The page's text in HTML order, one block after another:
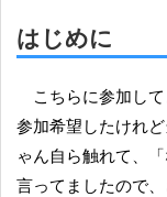
はじめに
こちらに参加し
参加希望したけれ
ゃん自ら触れて、
言ってましたので